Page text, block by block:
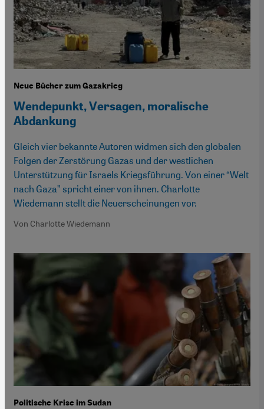
Neue Bücher zum Gazakrieg
Wendepunkt, Versagen, moralische
Abdankung
Gleich vier bekannte Autoren widmen sich den globalen
Folgen der Zerstörung Gazas und der westlichen
Unterstützung für Israels Kriegsführung. Von einer “Welt
nach Gaza” spricht einer von ihnen. Charlotte
Wiedemann stellt die Neuerscheinungen vor.
Von Charlotte Wiedemann
Politische Krise im Sudan